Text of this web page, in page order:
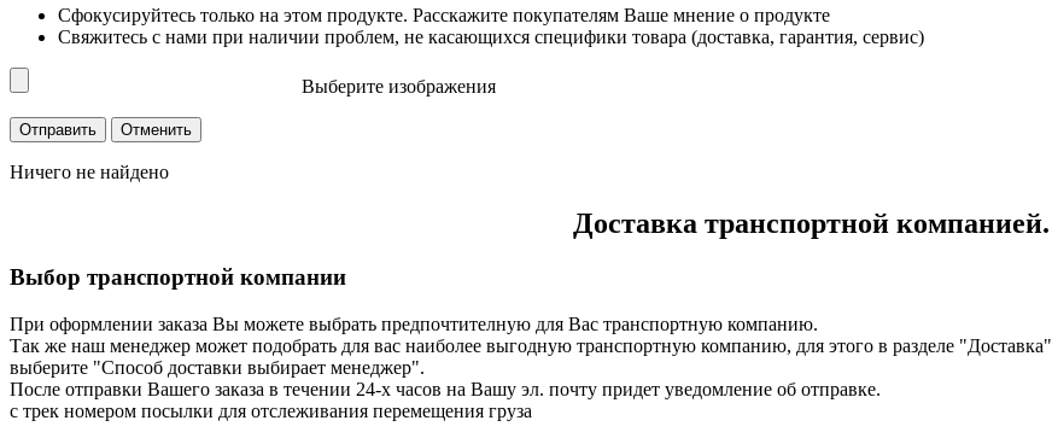
Сфокусируйтесь только на этом продукте. Расскажите покупателям Ваше мнение о продукте
Свяжитесь с нами при наличии проблем, не касающихся специфики товара (доставка, гарантия, сервис)
Выберите изображения
Ничего не найдено
Доставка транспортной компанией.
Выбор транспортной компании
При оформлении заказа Вы можете выбрать предпочтителную для Вас транспортную компанию.
Так же наш менеджер может подобрать для вас наиболее выгодную транспортную компанию, для этого в разделе "Доставка"
выберите "Способ доставки выбирает менеджер".
После отправки Вашего заказа в течении 24-х часов на Вашу эл. почту придет уведомление об отправке.
с трек номером посылки для отслеживания перемещения груза